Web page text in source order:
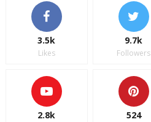
3.5k
Likes
9.7k
Followers
2.8k 524